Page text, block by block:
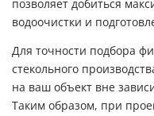
позволяет добиться
водоочистки и
Для точности подбора
стекольного
на ваш объект вне
Таким образом, при